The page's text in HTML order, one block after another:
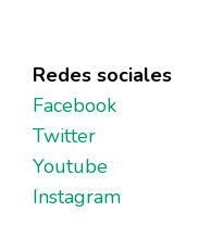
Redes sociales
Facebook
Twitter
Youtube
Instagram